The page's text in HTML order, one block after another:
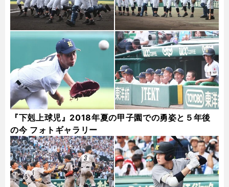
『下剋上球児』2018年夏の甲子園での勇姿と５年後
の今 フォトギャラリー